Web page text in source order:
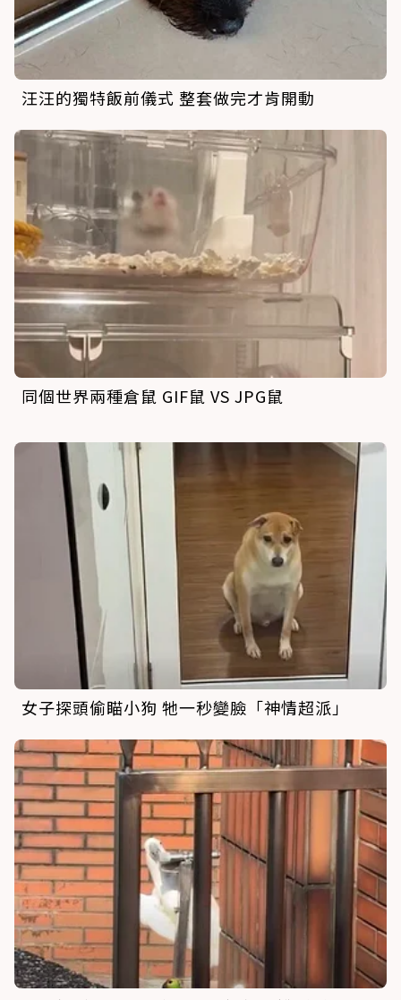
汪汪的獨特飯前儀式 整套做完才肯開動
同個世界兩種倉鼠 GIF鼠 VS JPG鼠
女子探頭偷瞄小狗 牠一秒變臉「神情超派」